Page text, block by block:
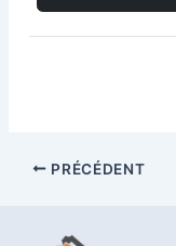
PRÉCÉDENT